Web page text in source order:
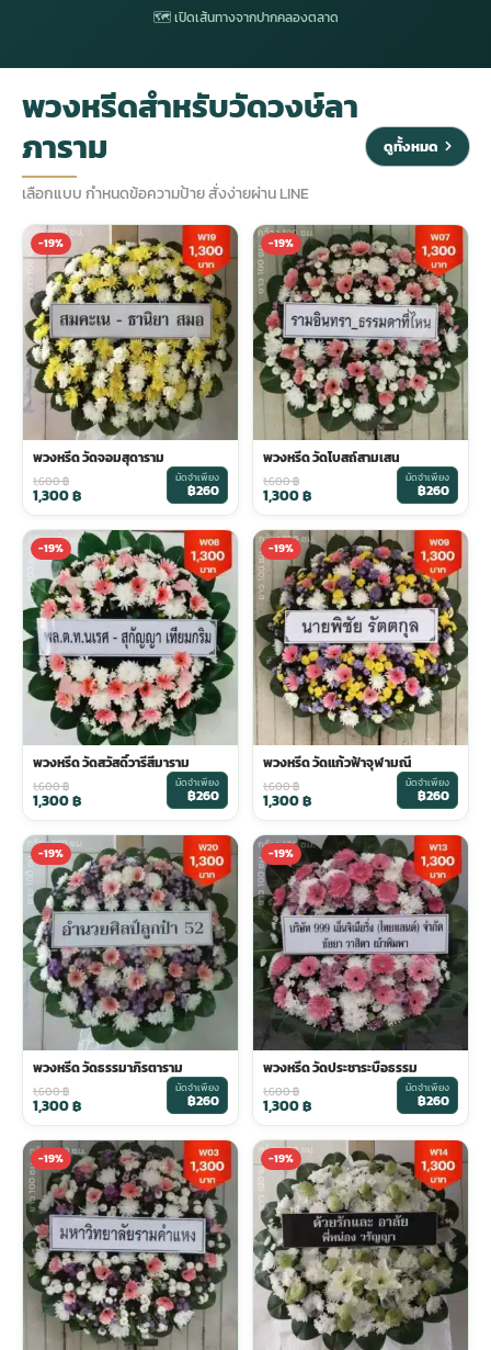
ดอกไม้งานศพ ส่งด่วน
ดอกไม้งานศพ กรุงเทพ
ดอกไม้งานศพ ปากคลองตลาด
ร้านดอกไม้งานศพ ใกล้ฉัน
ดอกไม้งานศพ ราคาถูก
จัดดอกไม้งานศพ ราคา
ดอกไม้งานศพ ส่งฟรี
ดอกไม้งานศพ ออนไลน์
พวงดอกไม้งานศพ
tpdecorate ปูพื้น
พวงหรีดดอกไม้สด
พวงหรีดดอกไม้สด ราคาถูก
สั่งพวงหรีด ออนไลน์
ส่งพวงหรีด ด่วน กรุงเทพ
ร้านพวงหรีด กรุงเทพ ส่งฟรี
พวงหรีด ปากคลองตลาด ราคา
พวงหรีด ส่งด่วน วันนี้
ม้หน้าเมรุ
ระดับเมรุ
มรุ ออนไลน์
มรุ ส่งด่วน
น้าเมรุ กรุงเทพ
🗺 เปิดเส้นทางจากปากคลองตลาด
พวงหรีดสำหรับวัดวงษ์ลา
ภาราม
เลือกแบบ กำหนดข้อความป้าย สั่งง่ายผ่าน LINE
ดูทั้งหมด
-19%
พวงหรีด วัดจอมสุดาราม
1,600฿
1,300฿
มัดจำเพียง
฿260
-19%
พวงหรีด วัดโบสถ์สามเสน
1,600฿
1,300฿
มัดจำเพียง
฿260
-19%
พวงหรีด วัดสวัสดิ์วารีสีมาราม
1,600฿
1,300฿
มัดจำเพียง
฿260
-19%
พวงหรีด วัดแก้วฟ้าจุฬามณี
1,600฿
1,300฿
มัดจำเพียง
฿260
-19%
พวงหรีด วัดธรรมาภิรตาราม
1,600฿
1,300฿
มัดจำเพียง
฿260
-19%
พวงหรีด วัดประชาระบือธรรม
1,600฿
1,300฿
มัดจำเพียง
฿260
-19% -19%